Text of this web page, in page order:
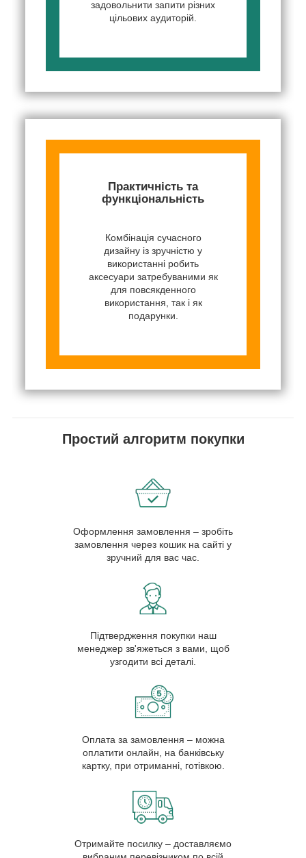
задовольнити запити різних
цільових аудиторій.
Практичність та
функціональність
Комбінація сучасного
дизайну із зручністю у
використанні робить
аксесуари затребуваними як
для повсякденного
використання, так і як
подарунки.
Простий алгоритм покупки
Оформлення замовлення – зробіть
замовлення через кошик на сайті у
зручний для вас час.
Підтвердження покупки наш
менеджер зв'яжеться з вами, щоб
узгодити всі деталі.
Оплата за замовлення – можна
оплатити онлайн, на банківську
картку, при отриманні, готівкою.
Отримайте посилку – доставляємо